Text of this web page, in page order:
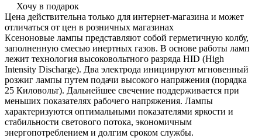
Хочу в подарок
Цена действительна только для интернет-магазина и может
отличаться от цен в розничных магазинах
Ксеноновые лампы представляют собой герметичную колбу,
заполненную смесью инертных газов. В основе работы ламп
лежит технология высоковольтного разряда HID (High
Intensity Discharge). Два электрода инициируют мгновенный
розжиг лампы путем подачи высокого напряжения (порядка
25 Киловольт). Дальнейшее свечение поддерживается при
меньших показателях рабочего напряжения. Лампы
характеризуются оптимальными показателями яркости и
стабильности светового потока, экономичным
энергопотреблением и долгим сроком службы.